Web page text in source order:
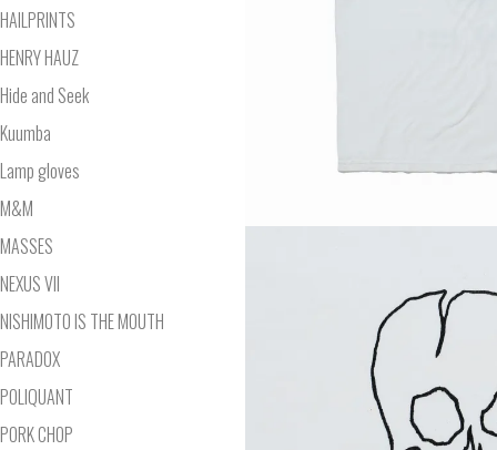
HAILPRINTS
HENRY HAUZ
Hide and Seek
Kuumba
Lamp gloves
M&M
MASSES
NEXUS VII
NISHIMOTO IS THE MOUTH
PARADOX
POLIQUANT
PORK CHOP